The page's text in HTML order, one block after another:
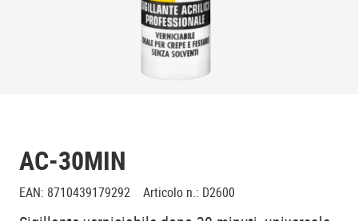
AC-30MIN
EAN: 8710439179292 Articolo n.: D2600